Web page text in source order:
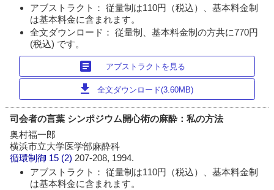
アブストラクト： 従量制は110円（税込）、基本料金制
は基本料金に含まれます。
全文ダウンロード： 従量制、基本料金制の方共に770円
(税込) です。
article アブストラクトを見る
download 全文ダウンロード(3.60MB)
司会者の言葉 シンポジウム開心術の麻酔：私の方法
奥村福一郎
横浜市立大学医学部麻酔科
循環制御 15 (2) 207-208, 1994.
アブストラクト： 従量制は110円（税込）、基本料金制
は基本料金に含まれます。